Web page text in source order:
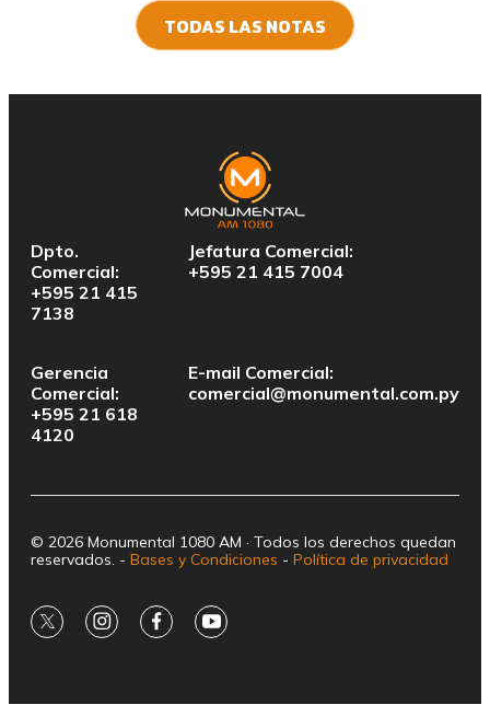
TODAS LAS NOTAS
Dpto.
Comercial:
+595 21 415
7138
Jefatura Comercial:
+595 21 415 7004
Gerencia
Comercial:
+595 21 618
4120
E-mail Comercial:
comercial@monumental.com.py
© 2026 Monumental 1080 AM · Todos los derechos quedan
reservados. - Bases y Condiciones - Política de privacidad
twitterinstagram
facebookyoutube